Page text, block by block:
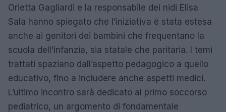
Orietta Gagliardi e la responsabile dei nidi Elisa
Sala hanno spiegato che l’iniziativa è stata estesa
anche ai genitori dei bambini che frequentano la
scuola dell’infanzia, sia statale che paritaria. I temi
trattati spaziano dall’aspetto pedagogico a quello
educativo, fino a includere anche aspetti medici.
L’ultimo incontro sarà dedicato al primo soccorso
pediatrico, un argomento di fondamentale